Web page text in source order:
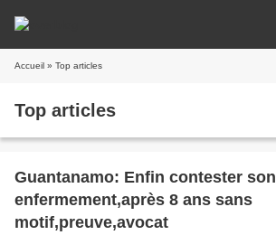
Accueil » Top articles
Top articles
Guantanamo: Enfin contester son
enfermement,après 8 ans sans
motif,preuve,avocat